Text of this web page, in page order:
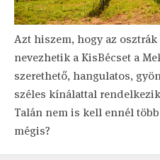
Azt hiszem, hogy az
nevezhetik a KisBécset a
szerethető, hangulatos,
széles kínálattal
Talán nem is kell ennél
mégis?